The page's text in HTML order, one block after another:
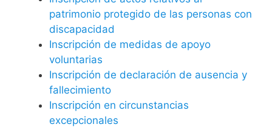
patrimonio protegido de las personas con
discapacidad
Inscripción de medidas de apoyo
voluntarias
Inscripción de declaración de ausencia y
fallecimiento
Inscripción en circunstancias
excepcionales